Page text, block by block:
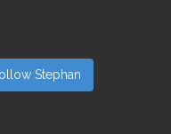
Stephan